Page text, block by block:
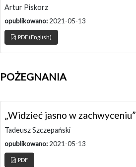
Artur Piskorz
opublikowano: 2021-05-13
PDF (English)
POŻEGNANIA
„Widzieć jasno w zachwyceniu”
Tadeusz Szczepański
opublikowano: 2021-05-13
PDF